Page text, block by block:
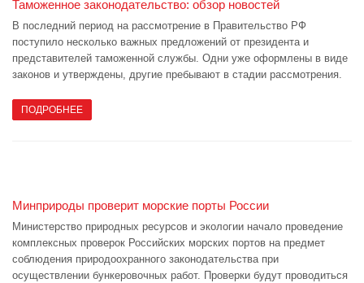
Таможенное законодательство: обзор новостей
В последний период на рассмотрение в Правительство РФ
поступило несколько важных предложений от президента и
представителей таможенной службы. Одни уже оформлены в виде
законов и утверждены, другие пребывают в стадии рассмотрения.
ПОДРОБНЕЕ
Минприроды проверит морские порты России
Министерство природных ресурсов и экологии начало проведение
комплексных проверок Российских морских портов на предмет
соблюдения природоохранного законодательства при
осуществлении бункеровочных работ. Проверки будут проводиться